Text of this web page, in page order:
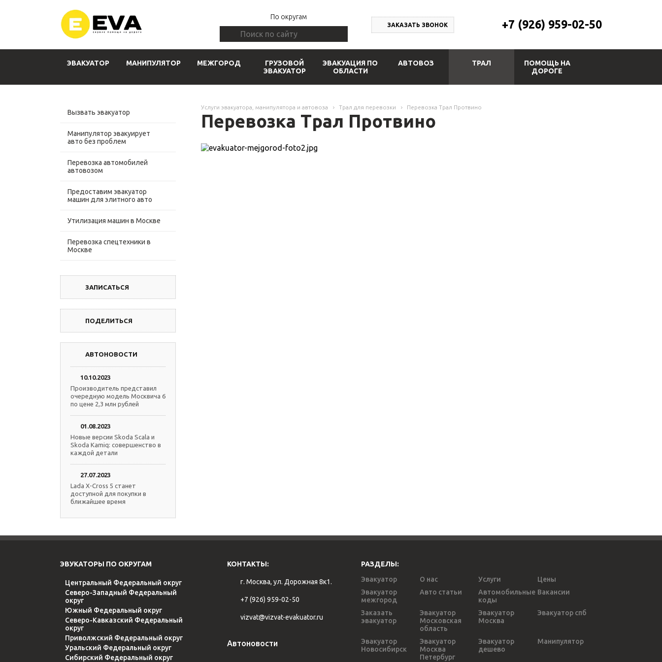
По округам
ЗАКАЗАТЬ ЗВОНОК +7 (926) 959-02-50
ЭВАКУАТОР МАНИПУЛЯТОР МЕЖГОРОД
ГРУЗОВОЙ
ЭВАКУАТОР
ЭВАКУАЦИЯ ПО
ОБЛАСТИ
АВТОВОЗ ТРАЛ
ПОМОЩЬ НА
ДОРОГЕ
Услуги эвакуатора, манипулятора и автовоза Трал для перевозки Перевозка Трал Протвино
Перевозка Трал Протвино
Вызвать эвакуатор
Манипулятор эвакуирует
авто без проблем
Перевозка автомобилей
автовозом
Предоставим эвакуатор
машин для элитного авто
Утилизация машин в Москве
Перевозка спецтехники в
Москве
ЗАПИСАТЬСЯ
ПОДЕЛИТЬСЯ
АВТОНОВОСТИ
10.10.2023
Производитель представил
очередную модель Москвича 6
по цене 2,3 млн рублей
01.08.2023
Новые версии Skoda Scala и
Skoda Kamiq: совершенство в
каждой детали
27.07.2023
Lada X-Cross 5 станет
доступной для покупки в
ближайшее время
ЭВУКАТОРЫ ПО ОКРУГАМ
Центральный Федеральный округ
Северо-Западный Федеральный
округ
Южный Федеральный округ
Северо-Кавказский Федеральный
округ
Приволжский Федеральный округ
Уральский Федеральный округ
Сибирский Федеральный округ
КОНТАКТЫ:
г. Москва, ул. Дорожная 8к1.
+7 (926) 959-02-50
vizvat@vizvat-evakuator.ru
Автоновости
РАЗДЕЛЫ:
Эвакуатор
О нас Услуги
Цены
Эвакуатор
межгород
Авто статьи
Автомобильные
коды
Вакансии
Заказать
эвакуатор
Эвакуатор
Московская
область
Эвакуатор
Москва
Эвакуатор спб
Эвакуатор
Новосибирск
Эвакуатор
Москва
Петербург
Эвакуатор
дешево
Манипулятор